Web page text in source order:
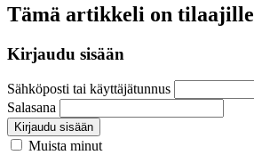
Tämä artikkeli on tilaajille
Kirjaudu sisään
Sähköposti tai käyttäjätunnus
Salasana
Kirjaudu sisään
Muista minut